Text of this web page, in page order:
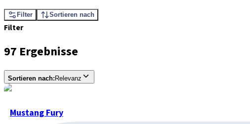
Filter Sortieren nach
Filter
97 Ergebnisse
Sortieren nach:Relevanz
Mustang Fury